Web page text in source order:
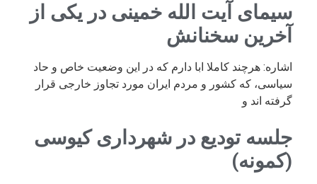
سیمای آیت الله خمینی در یکی از
آخرین سخنانش
اشاره: هرچند کاملا ابا دارم که در این وضعیت خاص و حاد
سیاسی، که کشور و مردم ایران مورد تجاوز خارجی قرار
گرفته اند و
جلسه تودیع در شهرداری کیوسی
(کمونه)